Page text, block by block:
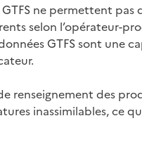
ne permettent pas
selon l’opérateur-
GTFS sont une
renseignement des
inassimilables, ce